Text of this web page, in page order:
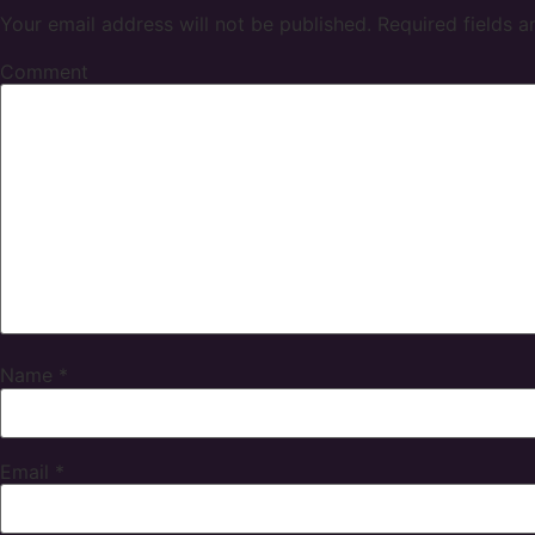
Your email address will not be published. Required fields
Comment
Name *
Email *